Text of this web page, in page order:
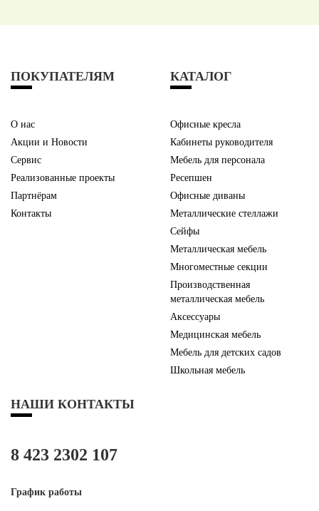
ПОКУПАТЕЛЯМ
О нас
Акции и Новости
Сервис
Реализованные проекты
Партнёрам
Контакты
КАТАЛОГ
Офисные кресла
Кабинеты руководителя
Мебель для персонала
Ресепшен
Офисные диваны
Металлические стеллажи
Сейфы
Металлическая мебель
Многоместные секции
Производственная
металлическая мебель
Аксессуары
Медицинская мебель
Мебель для детских садов
Школьная мебель
НАШИ КОНТАКТЫ
8 423 2302 107
График работы